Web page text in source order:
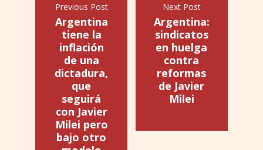
Previous Post
Argentina
tiene la
inflación
de una
dictadura,
que
seguirá
con Javier
Milei pero
bajo otro
Next Post
Argentina:
sindicatos
en huelga
contra
reformas
de Javier
Milei